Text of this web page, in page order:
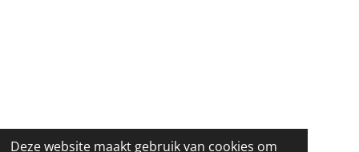
Deze website maakt gebruik van cookies om